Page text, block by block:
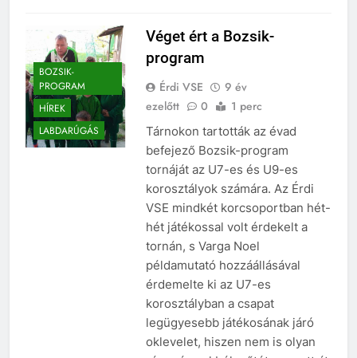
BOZSIK-
PROGRAM
HÍREK
LABDARÚGÁS
Véget ért a Bozsik-
program
Érdi VSE
9 év
ezelőtt
0 1 perc
Tárnokon tartották az évad
befejező Bozsik-program
tornáját az U7-es és U9-es
korosztályok számára. Az Érdi
VSE mindkét korcsoportban hét-
hét játékossal volt érdekelt a
tornán, s Varga Noel
példamutató hozzáállásával
érdemelte ki az U7-es
korosztályban a csapat
legügyesebb játékosának járó
oklevelet, hiszen nem is olyan